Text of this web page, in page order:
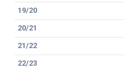
19/20
20/21
21/22
22/23